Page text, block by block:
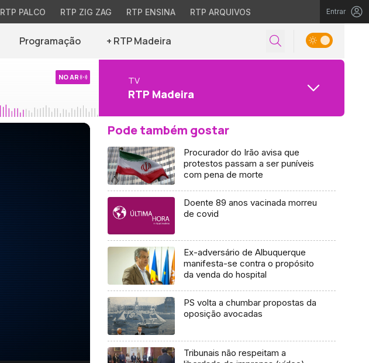
RTP PALCO RTP ZIG ZAG RTP ENSINA RTP ARQUIVOS Entrar
Programação + RTP Madeira
NO AR TV
RTP Madeira
Pode também gostar
Procurador do Irão avisa que
protestos passam a ser puníveis
com pena de morte
Doente 89 anos vacinada morreu
de covid
Ex-adversário de Albuquerque
manifesta-se contra o propósito
da venda do hospital
PS volta a chumbar propostas da
oposição avocadas
Tribunais não respeitam a